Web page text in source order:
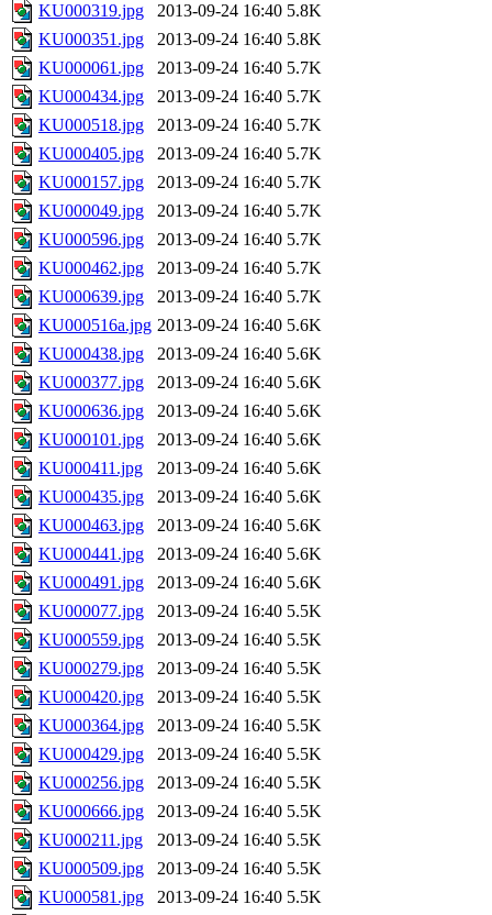
KU000319.jpg
2013-09-24 16:40 5.8K
KU000351.jpg
2013-09-24 16:40 5.8K
KU000061.jpg
2013-09-24 16:40 5.7K
KU000434.jpg
2013-09-24 16:40 5.7K
KU000518.jpg
2013-09-24 16:40 5.7K
KU000405.jpg
2013-09-24 16:40 5.7K
KU000157.jpg
2013-09-24 16:40 5.7K
KU000049.jpg
2013-09-24 16:40 5.7K
KU000596.jpg
2013-09-24 16:40 5.7K
KU000462.jpg
2013-09-24 16:40 5.7K
KU000639.jpg
2013-09-24 16:40 5.7K
KU000516a.jpg 2013-09-24 16:40 5.6K
KU000438.jpg
2013-09-24 16:40 5.6K
KU000377.jpg
2013-09-24 16:40 5.6K
KU000636.jpg
2013-09-24 16:40 5.6K
KU000101.jpg
2013-09-24 16:40 5.6K
KU000411.jpg
2013-09-24 16:40 5.6K
KU000435.jpg
2013-09-24 16:40 5.6K
KU000463.jpg
2013-09-24 16:40 5.6K
KU000441.jpg
2013-09-24 16:40 5.6K
KU000491.jpg
2013-09-24 16:40 5.6K
KU000077.jpg
2013-09-24 16:40 5.5K
KU000559.jpg
2013-09-24 16:40 5.5K
KU000279.jpg
2013-09-24 16:40 5.5K
KU000420.jpg
2013-09-24 16:40 5.5K
KU000364.jpg
2013-09-24 16:40 5.5K
KU000429.jpg
2013-09-24 16:40 5.5K
KU000256.jpg
2013-09-24 16:40 5.5K
KU000666.jpg
2013-09-24 16:40 5.5K
KU000211.jpg
2013-09-24 16:40 5.5K
KU000509.jpg
2013-09-24 16:40 5.5K
KU000581.jpg
2013-09-24 16:40 5.5K